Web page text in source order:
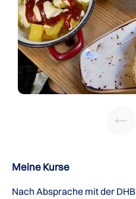
Meine Kurse
Nach Absprache mit der